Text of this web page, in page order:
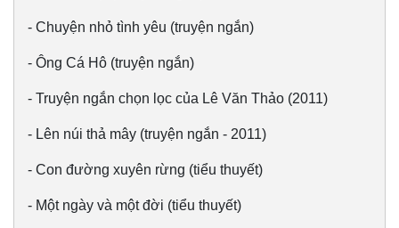
- Chuyện nhỏ tình yêu (truyện ngắn)
- Ông Cá Hô (truyện ngắn)
- Truyện ngắn chọn lọc của Lê Văn Thảo (2011)
- Lên núi thả mây (truyện ngắn - 2011)
- Con đường xuyên rừng (tiểu thuyết)
- Một ngày và một đời (tiểu thuyết)